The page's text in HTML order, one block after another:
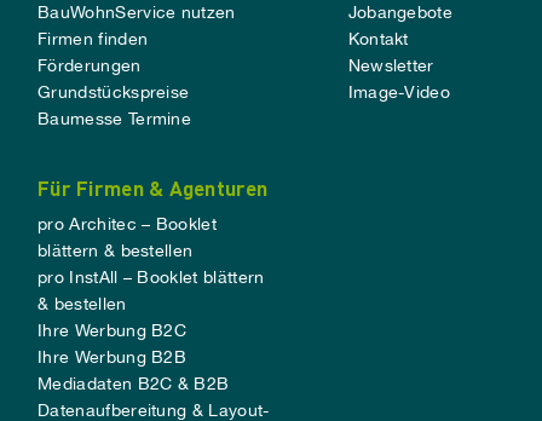
BauWohnService nutzen
Firmen finden
Förderungen
Grundstückspreise
Baumesse Termine
Jobangebote
Kontakt
Newsletter
Image-Video
Für Firmen & Agenturen
pro Architec – Booklet
blättern & bestellen
pro InstAll – Booklet blättern
& bestellen
Ihre Werbung B2C
Ihre Werbung B2B
Mediadaten B2C & B2B
Datenaufbereitung & Layout-